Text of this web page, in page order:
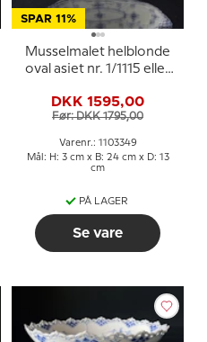
SPAR 11%
Musselmalet helblonde
oval asiet nr. 1/1115 eller
24cm
DKK 1595,00
Før: DKK 1795,00
Varenr.: 1103349
Mål: H: 3 cm x B: 24 cm x D: 13
cm
PÅ LAGER
Se vare